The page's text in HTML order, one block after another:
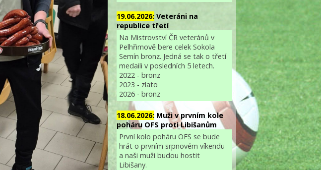
19.06.2026: Veteráni na
republice třetí
Na Mistrovství ČR veteránů v
Pelhřimově bere celek Sokola
Semín bronz. Jedná se tak o třetí
medaili v posledních 5 letech.
2022 - bronz
2023 - zlato
2026 - bronz
18.06.2026: Muži v prvním kole
poháru OFS proti Libišanům
První kolo poháru OFS se bude
hrát o prvním srpnovém víkendu
a naši muži budou hostit
Libišany.